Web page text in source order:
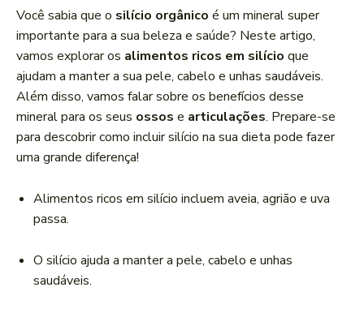
d
o
r
d
e
á
u
d
o
Você sabia que o silício orgânico é um mineral super
importante para a sua beleza e saúde? Neste artigo,
vamos explorar os alimentos ricos em silício que
ajudam a manter a sua pele, cabelo e unhas saudáveis.
Além disso, vamos falar sobre os benefícios desse
mineral para os seus ossos e articulações. Prepare-se
para descobrir como incluir silício na sua dieta pode fazer
uma grande diferença!
Alimentos ricos em silício incluem aveia, agrião e uva
passa.
O silício ajuda a manter a pele, cabelo e unhas
saudáveis.